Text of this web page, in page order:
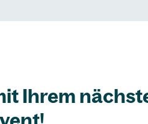
Ihrem